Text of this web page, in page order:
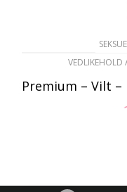
VEDLIKEHOLD
Premium – Vilt